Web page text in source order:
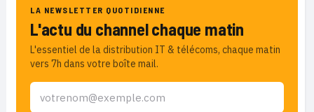
LA NEWSLETTER QUOTIDIENNE
L'actu du channel chaque matin
L'essentiel de la distribution IT & télécoms, chaque matin
vers 7h dans votre boîte mail.